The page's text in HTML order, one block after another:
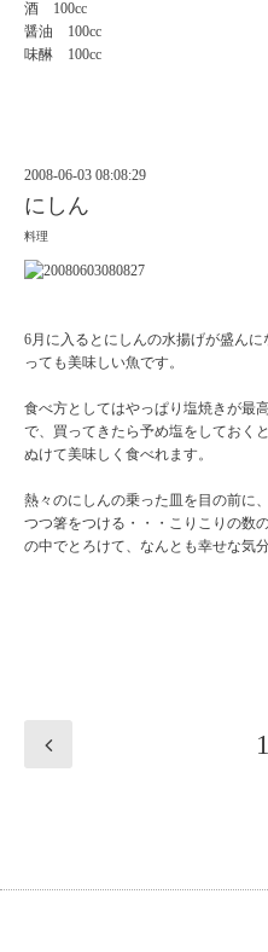
酒 100cc
醤油 100cc
味醂 100cc
2008-06-03 08:08:29
にしん
料理
6月に入るとにしんの水揚げが盛ん
っても美味しい魚です。
食べ方としてはやっぱり塩焼きが最
で、買ってきたら予め塩をしておく
ぬけて美味しく食べれます。
熱々のにしんの乗った皿を目の前に
つつ箸をつける・・・こりこりの数
の中でとろけて、なんとも幸せな気